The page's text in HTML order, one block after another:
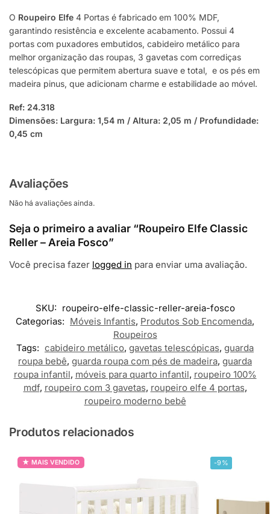
O Roupeiro Elfe 4 Portas é fabricado em 100% MDF,
garantindo resistência e excelente acabamento. Possui 4
portas com puxadores embutidos, cabideiro metálico para
melhor organização das roupas, 3 gavetas com corrediças
telescópicas que permitem abertura suave e total, e os pés em
madeira pinus, que adicionam charme e estabilidade ao móvel.
Ref: 24.318
Dimensões: Largura: 1,54 m / Altura: 2,05 m / Profundidade:
0,45 cm
Avaliações
Não há avaliações ainda.
Seja o primeiro a avaliar “Roupeiro Elfe Classic
Reller – Areia Fosco”
Você precisa fazer logged in para enviar uma avaliação.
SKU: roupeiro-elfe-classic-reller-areia-fosco
Categorias: Móveis Infantis, Produtos Sob Encomenda,
Roupeiros
Tags: cabideiro metálico, gavetas telescópicas, guarda
roupa bebê, guarda roupa com pés de madeira, guarda
roupa infantil, móveis para quarto infantil, roupeiro 100%
mdf, roupeiro com 3 gavetas, roupeiro elfe 4 portas,
roupeiro moderno bebê
Produtos relacionados
MAIS VENDIDO -9%